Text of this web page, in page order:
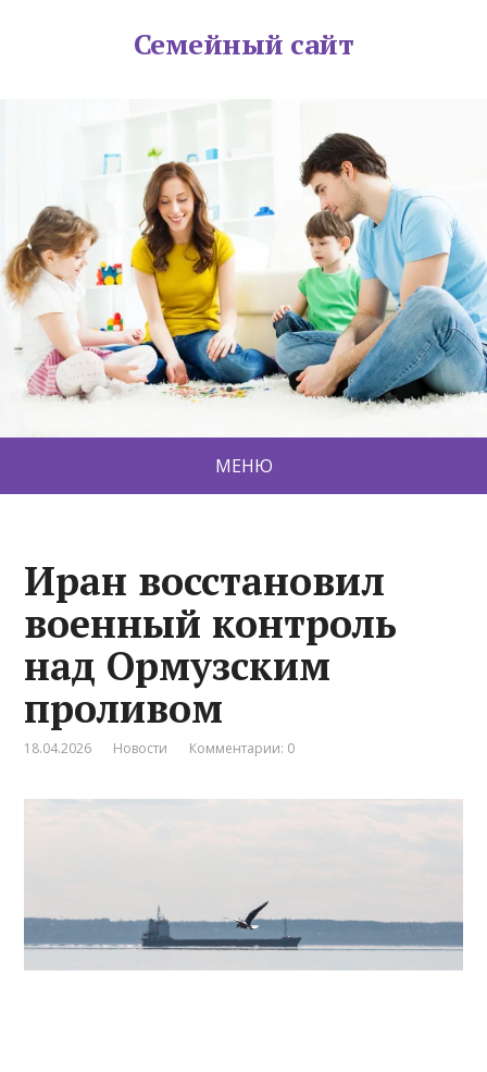
Семейный сайт
МЕНЮ
Иран восстановил
военный контроль
над Ормузским
проливом
18.04.2026 Новости Комментарии: 0